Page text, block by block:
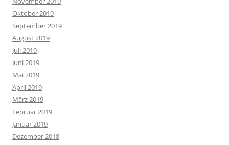
Oktober 2019
September 2019
August 2019
Juli 2019
Juni 2019
Mai 2019
April 2019
März 2019
Februar 2019
Januar 2019
Dezember 2018